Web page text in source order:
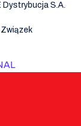
Dystrybucja S.A.